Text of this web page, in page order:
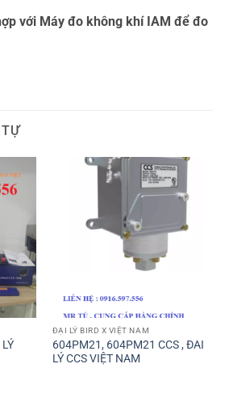
với Máy đo không khí IAM để đo
ĐẠI LÝ BIRD X VIỆT NAM
604PM21, 604PM21 CCS , ĐAI
LÝ CCS VIỆT NAM